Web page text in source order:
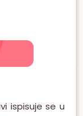
ispisuje se u